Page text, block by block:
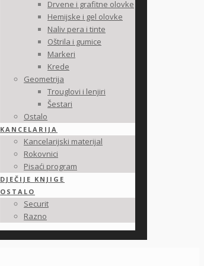
Drvene i grafitne olovke
Hemijske i gel olovke
Naliv pera i tinte
Oštrila i gumice
Markeri
Krede
Geometrija
Trouglovi i lenjiri
Šestari
Ostalo
KANCELARIJA
Kancelarijski materijal
Rokovnici
Pisaći program
DJEČIJE KNJIGE
OSTALO
Securit
Razno